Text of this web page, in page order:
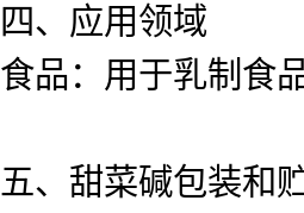
四、应用领域
食品：用于乳制食
五、甜菜碱包装和